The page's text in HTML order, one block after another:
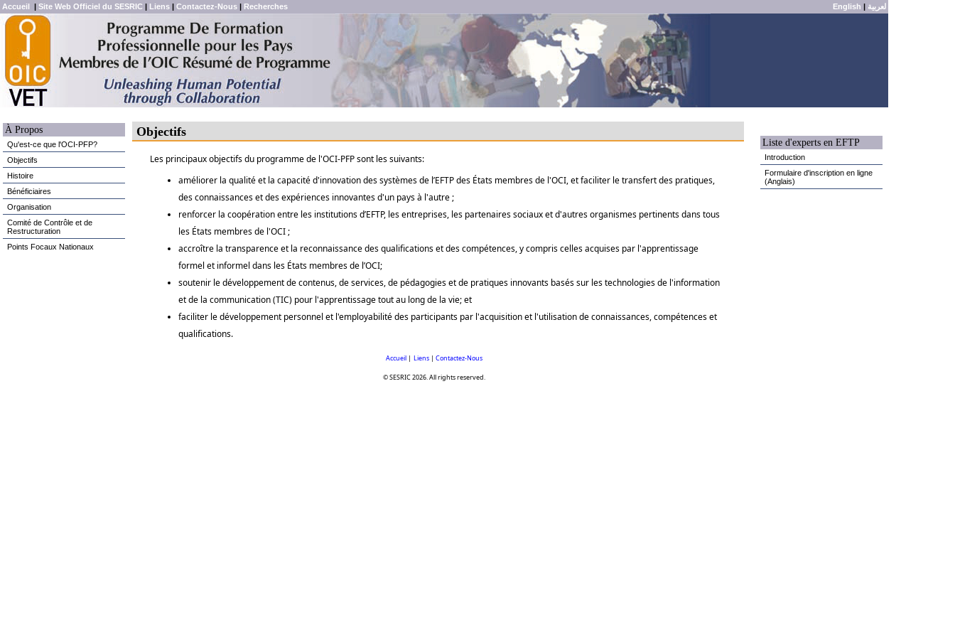
Accueil | Site Web Officiel du SESRIC | Liens | Contactez-Nous | Recherches English | لعربية
À Propos
Qu'est-ce que l'OCI-PFP?
Objectifs
Histoire
Bénéficiaires
Organisation
Comité de Contrôle et de
Restructuration
Points Focaux Nationaux
Objectifs
Les principaux objectifs du programme de l'OCI-PFP sont les suivants:
améliorer la qualité et la capacité d'innovation des systèmes de l’EFTP des États membres de l'OCI, et faciliter le transfert des pratiques,
des connaissances et des expériences innovantes d'un pays à l'autre ;
renforcer la coopération entre les institutions d’EFTP, les entreprises, les partenaires sociaux et d'autres organismes pertinents dans tous
les États membres de l'OCI ;
accroître la transparence et la reconnaissance des qualifications et des compétences, y compris celles acquises par l'apprentissage
formel et informel dans les États membres de l’OCI;
soutenir le développement de contenus, de services, de pédagogies et de pratiques innovants basés sur les technologies de l'information
et de la communication (TIC) pour l'apprentissage tout au long de la vie; et
faciliter le développement personnel et l'employabilité des participants par l'acquisition et l'utilisation de connaissances, compétences et
qualifications.
Liste d'experts en EFTP
Introduction
Formulaire d'inscription en ligne
(Anglais)
Accueil | Liens | Contactez-Nous
© SESRIC 2026. All rights reserved.